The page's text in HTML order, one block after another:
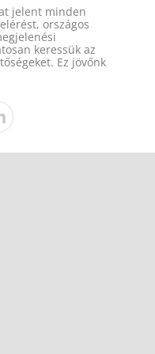
jelent minden
országos
keressük az
Ez jövőnk